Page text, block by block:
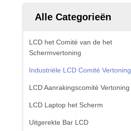
Alle Categorieën
LCD het Comité van de het
Schermvertoning
Industriële LCD Comité Vertoning
LCD Aanrakingscomité Vertoning
LCD Laptop het Scherm
Uitgerekte Bar LCD